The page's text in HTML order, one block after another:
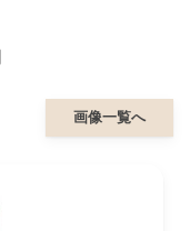
画像一覧へ